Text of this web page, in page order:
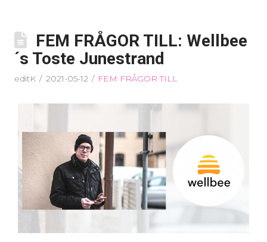
FEM FRÅGOR TILL: Wellbee
´s Toste Junestrand
editK 2021-05-12 FEM FRÅGOR TILL